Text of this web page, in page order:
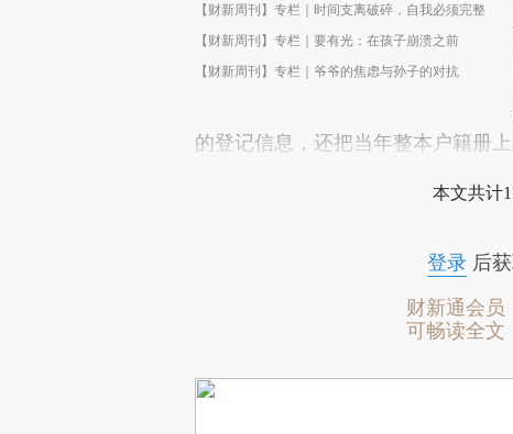
【财新周刊】专栏｜时间支离破碎，自我必须完整
【财新周刊】专栏｜要有光：在孩子崩溃之前
【财新周刊】专栏｜爷爷的焦虑与孙子的对抗
的登记信息，还把当年整本户籍册
本文共计
登录后获
财新通会员
可畅读全文